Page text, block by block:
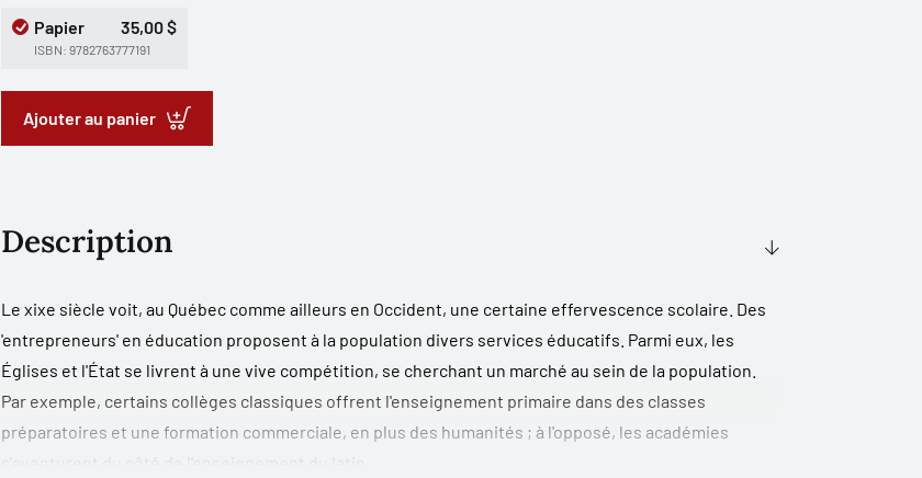
Papier 35,00 $
ISBN: 9782763777191
Ajouter au panier
Description
Le xixe siècle voit, au Québec comme ailleurs en Occident, une certaine effervescence scolaire. Des
'entrepreneurs' en éducation proposent à la population divers services éducatifs. Parmi eux, les
Églises et l'État se livrent à une vive compétition, se cherchant un marché au sein de la population.
Par exemple, certains collèges classiques offrent l'enseignement primaire dans des classes
préparatoires et une formation commerciale, en plus des humanités ; à l'opposé, les académies